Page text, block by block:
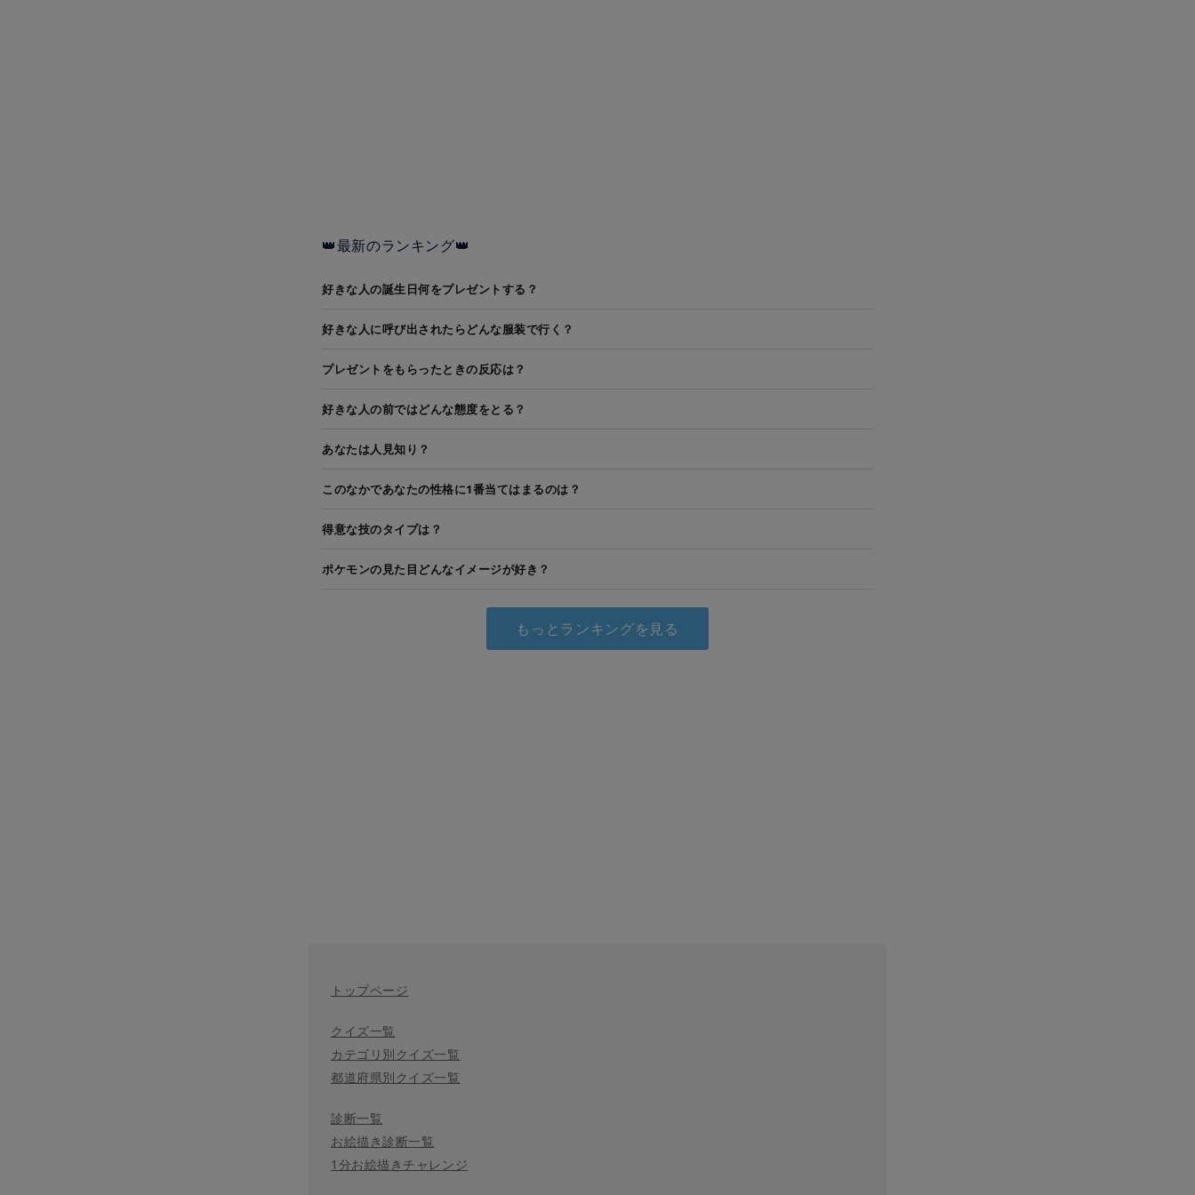
👑最新のランキング👑
好きな人の誕生日何をプレゼントする？
好きな人に呼び出されたらどんな服装で行く？
プレゼントをもらったときの反応は？
好きな人の前ではどんな態度をとる？
あなたは人見知り？
このなかであなたの性格に1番当てはまるのは？
得意な技のタイプは？
ポケモンの見た目どんなイメージが好き？
もっとランキングを見る
トップページ
クイズ一覧
カテゴリ別クイズ一覧
都道府県別クイズ一覧
診断一覧
お絵描き診断一覧
1分お絵描きチャレンジ